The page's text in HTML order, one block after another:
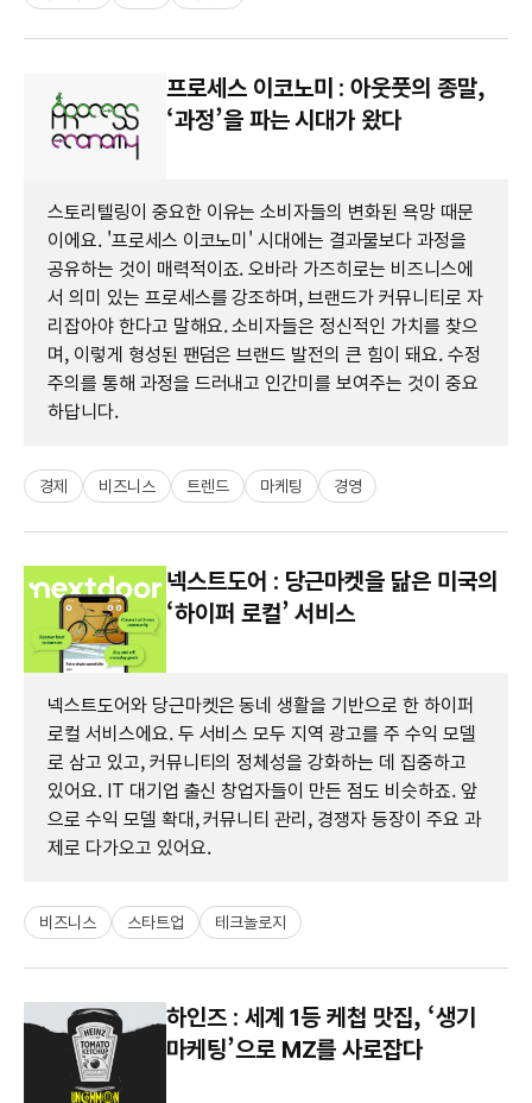
프로세스 이코노미 : 아웃풋의 종말,
‘과정’을 파는 시대가 왔다
스토리텔링이 중요한 이유는 소비자들의 변화된 욕망 때문
이에요. '프로세스 이코노미' 시대에는 결과물보다 과정을
공유하는 것이 매력적이죠. 오바라 가즈히로는 비즈니스에
서 의미 있는 프로세스를 강조하며, 브랜드가 커뮤니티로 자
리잡아야 한다고 말해요. 소비자들은 정신적인 가치를 찾으
며, 이렇게 형성된 팬덤은 브랜드 발전의 큰 힘이 돼요. 수정
주의를 통해 과정을 드러내고 인간미를 보여주는 것이 중요
하답니다.
경제 비즈니스 트렌드 마케팅 경영
넥스트도어 : 당근마켓을 닮은 미국의
‘하이퍼 로컬’ 서비스
넥스트도어와 당근마켓은 동네 생활을 기반으로 한 하이퍼
로컬 서비스에요. 두 서비스 모두 지역 광고를 주 수익 모델
로 삼고 있고, 커뮤니티의 정체성을 강화하는 데 집중하고
있어요. IT 대기업 출신 창업자들이 만든 점도 비슷하죠. 앞
으로 수익 모델 확대, 커뮤니티 관리, 경쟁자 등장이 주요 과
제로 다가오고 있어요.
비즈니스 스타트업 테크놀로지
하인즈 : 세계 1등 케첩 맛집, ‘생기
마케팅’으로 MZ를 사로잡다